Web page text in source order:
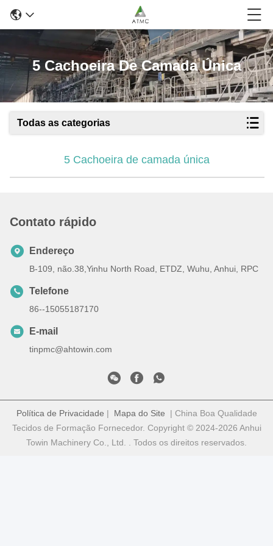
5 Cachoeira De Camada Única
Todas as categorias
5 Cachoeira de camada única
Contato rápido
Endereço
B-109, não.38,Yinhu North Road, ETDZ, Wuhu, Anhui, RPC
Telefone
86--15055187170
E-mail
tinpmc@ahtowin.com
Política de Privacidade | Mapa do Site | China Boa Qualidade
Tecidos de Formação Fornecedor. Copyright © 2024-2026 Anhui
Towin Machinery Co., Ltd. . Todos os direitos reservados.